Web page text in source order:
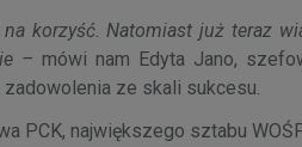
korzyść. Natomiast już teraz
– mówi nam Edyta Jano,
ze skali sukcesu.
PCK, największego sztabu